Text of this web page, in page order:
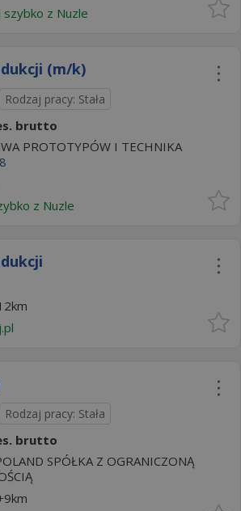
szybko z Nuzle
(m/k)
Rodzaj pracy: Stała
brutto
PROTOTYPÓW I TECHNIKA
z Nuzle
Rodzaj pracy: Stała
brutto
SPÓŁKA Z OGRANICZONĄ